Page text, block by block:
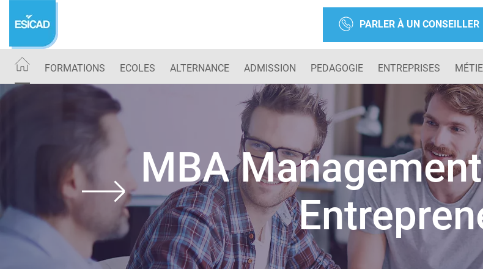
contenu
PARLER À UN CONSEILLER
FORMATIONS ECOLES ALTERNANCE ADMISSION PEDAGOGIE ENTREPRISES
MBA